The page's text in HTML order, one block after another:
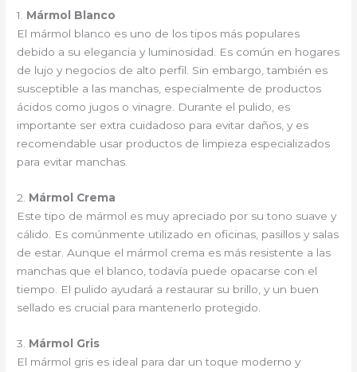
1. Mármol Blanco
El mármol blanco es uno de los tipos más populares
debido a su elegancia y luminosidad. Es común en hogares
de lujo y negocios de alto perfil. Sin embargo, también es
susceptible a las manchas, especialmente de productos
ácidos como jugos o vinagre. Durante el pulido, es
importante ser extra cuidadoso para evitar daños, y es
recomendable usar productos de limpieza especializados
para evitar manchas.
2. Mármol Crema
Este tipo de mármol es muy apreciado por su tono suave y
cálido. Es comúnmente utilizado en oficinas, pasillos y salas
de estar. Aunque el mármol crema es más resistente a las
manchas que el blanco, todavía puede opacarse con el
tiempo. El pulido ayudará a restaurar su brillo, y un buen
sellado es crucial para mantenerlo protegido.
3. Mármol Gris
El mármol gris es ideal para dar un toque moderno y